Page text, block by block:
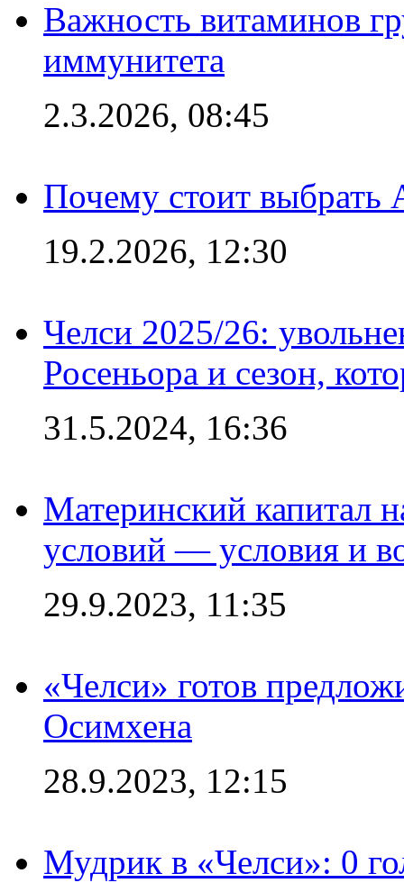
Важность витаминов
иммунитета
2.3.2026, 08:45
Почему стоит выбрать
19.2.2026, 12:30
Челси 2025/26:
Росеньора и сезон,
31.5.2024, 16:36
Материнский капитал
условий — условия и
29.9.2023, 11:35
«Челси» готов
Осимхена
28.9.2023, 12:15
Мудрик в «Челси»: 0